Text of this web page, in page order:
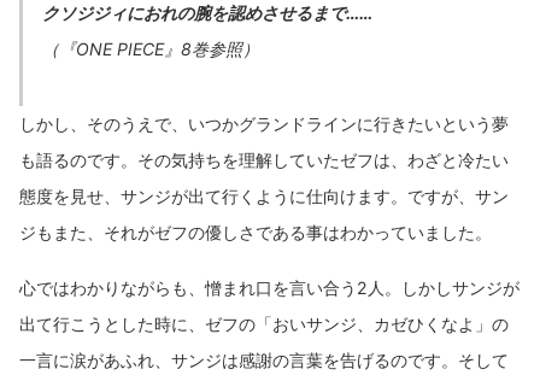
クソジジィにおれの腕を認めさせるまで……
（『ONE PIECE』8巻参照）
しかし、そのうえで、いつかグランドラインに行きたいという夢
も語るのです。その気持ちを理解していたゼフは、わざと冷たい
態度を見せ、サンジが出て行くように仕向けます。ですが、サン
ジもまた、それがゼフの優しさである事はわかっていました。
心ではわかりながらも、憎まれ口を言い合う2人。しかしサンジが
出て行こうとした時に、ゼフの「おいサンジ、カゼひくなよ」の
一言に涙があふれ、サンジは感謝の言葉を告げるのです。そして